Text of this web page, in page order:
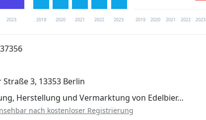
2023 2019 2020 2021 2022 2023 2019 2020 2021 2022 2023
verfügbar
3, 13353 Berlin
Herstellung und Vermarktung von Edelbier…
nach kostenloser Registrierung